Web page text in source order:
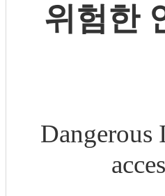
위험한
Dangerous